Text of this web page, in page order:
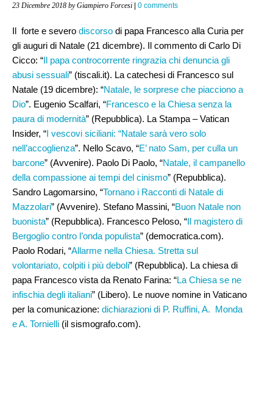
23 Dicembre 2018 by Giampiero Forcesi | 0 comments
Il forte e severo discorso di papa Francesco alla Curia per
gli auguri di Natale (21 dicembre). Il commento di Carlo Di
Cicco: “Il papa controcorrente ringrazia chi denuncia gli
abusi sessuali” (tiscali.it). La catechesi di Francesco sul
Natale (19 dicembre): “Natale, le sorprese che piacciono a
Dio”. Eugenio Scalfari, “Francesco e la Chiesa senza la
paura di modernità” (Repubblica). La Stampa – Vatican
Insider, “I vescovi siciliani: “Natale sarà vero solo
nell’accoglienza”. Nello Scavo, “E’ nato Sam, per culla un
barcone” (Avvenire). Paolo Di Paolo, “Natale, il campanello
della compassione ai tempi del cinismo” (Repubblica).
Sandro Lagomarsino, “Tornano i Racconti di Natale di
Mazzolari” (Avvenire). Stefano Massini, “Buon Natale non
buonista” (Repubblica). Francesco Peloso, “Il magistero di
Bergoglio contro l’onda populista” (democratica.com).
Paolo Rodari, “Allarme nella Chiesa. Stretta sul
volontariato, colpiti i più deboli” (Repubblica). La chiesa di
papa Francesco vista da Renato Farina: “La Chiesa se ne
infischia degli italiani” (Libero). Le nuove nomine in Vaticano
per la comunicazione: dichiarazioni di P. Ruffini, A. Monda
e A. Tornielli (il sismografo.com).